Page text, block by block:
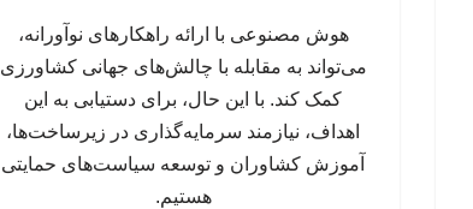
هوش مصنوعی با ارائه راهکارهای نوآورانه،
می‌تواند به مقابله با چالش‌های جهانی کشاورزی
کمک کند. با این حال، برای دستیابی به این
اهداف، نیازمند سرمایه‌گذاری در زیرساخت‌ها،
آموزش کشاوران و توسعه سیاست‌های حمایتی
هستیم.